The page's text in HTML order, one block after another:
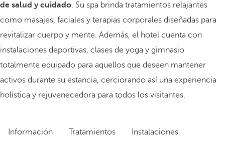
de salud y cuidado. Su spa brinda tratamientos relajantes
como masajes, faciales y terapias corporales diseñadas para
revitalizar cuerpo y mente. Además, el hotel cuenta con
instalaciones deportivas, clases de yoga y gimnasio
totalmente equipado para aquellos que deseen mantener
activos durante su estancia, cerciorando así una experiencia
holística y rejuvenecedora para todos los visitantes.
Información Tratamientos
Instalaciones